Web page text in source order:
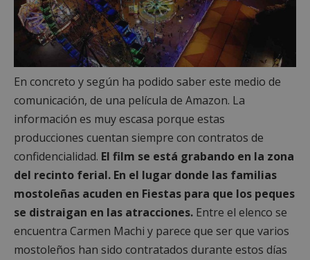
En concreto y según ha podido saber este medio de
comunicación, de una película de Amazon. La
información es muy escasa porque estas
producciones cuentan siempre con contratos de
confidencialidad. El film se está grabando en la zona
del recinto ferial. En el lugar donde las familias
mostoleñas acuden en Fiestas para que los peques
se distraigan en las atracciones. Entre el elenco se
encuentra Carmen Machi y parece que ser que varios
mostoleños han sido contratados durante estos días